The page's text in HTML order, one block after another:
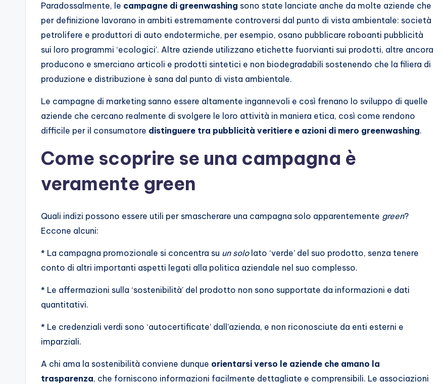
Paradossalmente, le campagne di greenwashing sono state lanciate anche da molte aziende che
per definizione lavorano in ambiti estremamente controversi dal punto di vista ambientale: società
petrolifere e produttori di auto endotermiche, per esempio, osano pubblicare roboanti pubblicità
sui loro programmi ‘ecologici’. Altre aziende utilizzano etichette fuorvianti sui prodotti, altre ancora
producono e smerciano articoli e prodotti sintetici e non biodegradabili sostenendo che la filiera di
produzione e distribuzione è sana dal punto di vista ambientale.
Le campagne di marketing sanno essere altamente ingannevoli e così frenano lo sviluppo di quelle
aziende che cercano realmente di svolgere le loro attività in maniera etica, così come rendono
difficile per il consumatore distinguere tra pubblicità veritiere e azioni di mero greenwashing.
Come scoprire se una campagna è
veramente green
Quali indizi possono essere utili per smascherare una campagna solo apparentemente green?
Eccone alcuni:
* La campagna promozionale si concentra su un solo lato ‘verde’ del suo prodotto, senza tenere
conto di altri importanti aspetti legati alla politica aziendale nel suo complesso.
* Le affermazioni sulla ‘sostenibilità’ del prodotto non sono supportate da informazioni e dati
quantitativi.
* Le credenziali verdi sono ‘autocertificate’ dall’azienda, e non riconosciute da enti esterni e
imparziali.
A chi ama la sostenibilità conviene dunque orientarsi verso le aziende che amano la
trasparenza, che forniscono informazioni facilmente dettagliate e comprensibili. Le associazioni